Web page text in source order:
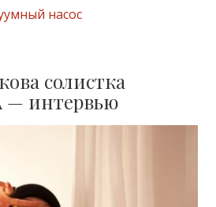
насос
солистка
— интервью